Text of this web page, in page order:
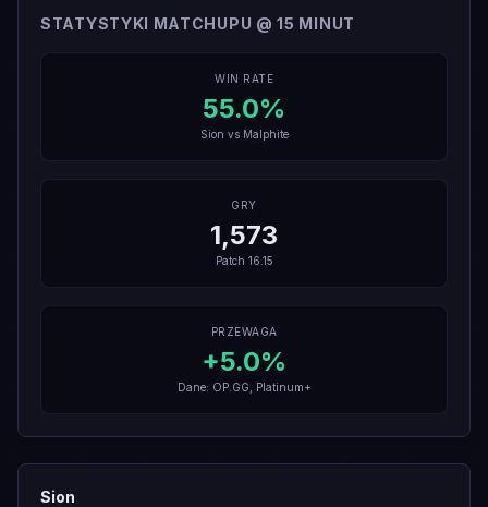
STATYSTYKI MATCHUPU @ 15 MINUT
WIN RATE
55.0%
Sion vs Malphite
GRY
1,573
Patch 16.15
PRZEWAGA
+5.0%
Dane: OP.GG, Platinum+
Sion